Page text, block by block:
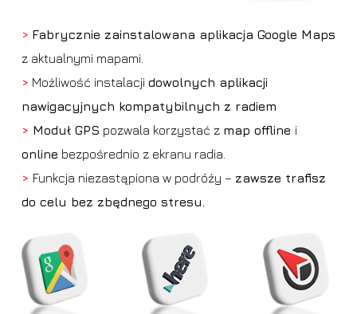
> Fabrycznie zainstalowana aplikacja Google Maps
z aktualnymi mapami.
> Możliwość instalacji dowolnych aplikacji
nawigacyjnych kompatybilnych z radiem
> Moduł GPS pozwala korzystać z map offline i
online bezpośrednio z ekranu radia.
> Funkcja niezastąpiona w podróży – zawsze trafisz
do celu bez zbędnego stresu.